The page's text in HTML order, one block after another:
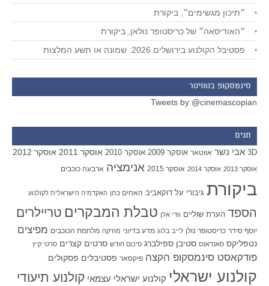
״תיכון מגשימים״, ביקורת
״האודיסאה״ של כריסטופר נולאן, ביקורת
פסטיבל הקולנוע בירושלים 2026: שמונה או תשע המלצות
סינמסקופ בטוויטר
Tweets by @cinemascopian
תגים
3D אבי נשר אווטאר אוסקר 2009 אוסקר 2010 אוסקר 2011 אוסקר 2012
אוסקר 2013 אוסקר 2014 אוסקר 2015 אנימציה ארבעה כוכבים
ביקורת גיבורי על דוקאביב האחים כהן האקדמיה הישראלית לקולנוע
הספד הערת שוליים וודי אלן טבלת המבקרים טריילרים
יוסף סידר כריסטופר נולן לייב בלוג מדע בדיוני מוזיקה מלחמת הכוכבים מפיצים
נטפליקס סאנדאנס סטיבן ספילברג סיכום חודש סרטים קצרים סרטי קיץ
פודקאסט סינמסקופ הקצה פיקסאר פסטיבלים פסקולים
קולנוע ישראלי קולנוע ישראלי עצמאי קולנוע תיעודי